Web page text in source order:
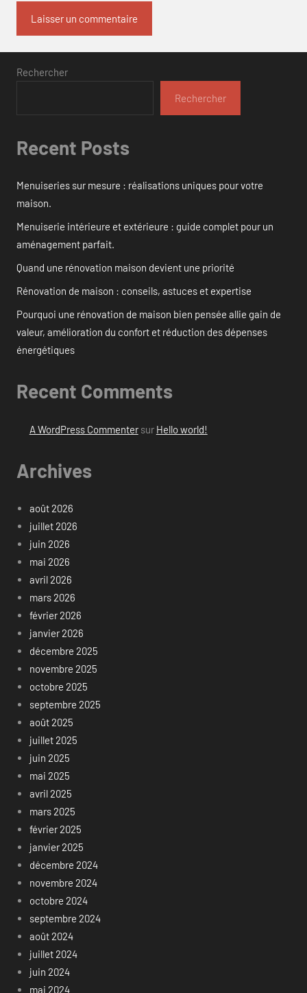
Rechercher
Rechercher
Recent Posts
Menuiseries sur mesure : réalisations uniques pour votre
maison.
Menuiserie intérieure et extérieure : guide complet pour un
aménagement parfait.
Quand une rénovation maison devient une priorité
Rénovation de maison : conseils, astuces et expertise
Pourquoi une rénovation de maison bien pensée allie gain de
valeur, amélioration du confort et réduction des dépenses
énergétiques
Recent Comments
A WordPress Commentersur Hello world!
Archives
août 2026
juillet 2026
juin 2026
mai 2026
avril 2026
mars 2026
février 2026
janvier 2026
décembre 2025
novembre 2025
octobre 2025
septembre 2025
août 2025
juillet 2025
juin 2025
mai 2025
avril 2025
mars 2025
février 2025
janvier 2025
décembre 2024
novembre 2024
octobre 2024
septembre 2024
août 2024
juillet 2024
juin 2024
mai 2024